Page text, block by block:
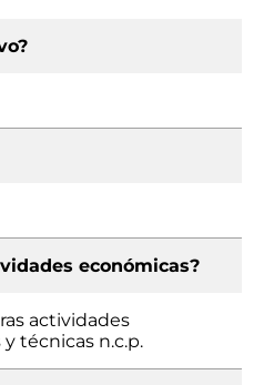
económicas?
actividades
técnicas n.c.p.